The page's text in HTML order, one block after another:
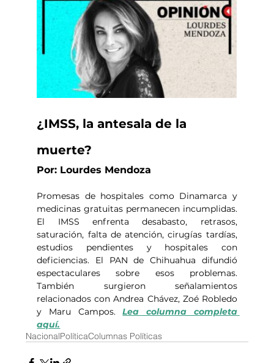
¿IMSS, la antesala de la
muerte?
Por: Lourdes Mendoza
Promesas de hospitales como Dinamarca y
medicinas gratuitas permanecen incumplidas.
El IMSS enfrenta desabasto, retrasos,
saturación, falta de atención, cirugías tardías,
estudios pendientes y hospitales con
deficiencias. El PAN de Chihuahua difundió
espectaculares sobre esos problemas.
También surgieron señalamientos
relacionados con Andrea Chávez, Zoé Robledo
y Maru Campos. Lea columna completa
aquí.
NacionalPolíticaColumnas Políticas